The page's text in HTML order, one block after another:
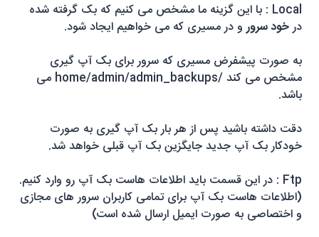
Local : با این گزینه ما مشخص می کنیم که بک گرفته شده
درخود سرورو در مسیری که می خواهیم ایجاد شود.
به صورت پیشفرض مسیری که سرور برای بک آپ گیری
مشخص می کند /home/admin/admin_backups می
باشد.
دقت داشته باشید پس از هر بار بک آپ گیری به صورت
خودکار بک آپ جدید جایگزین بک آپ قبلی خواهد شد.
Ftp : در این قسمت باید اطلاعات هاست بک آپ رو وارد کنیم.
(اطلاعات هاست بک آپ برای تمامی کاربران سرور های مجازی
و اختصاصی به صورت ایمیل ارسال شده است)